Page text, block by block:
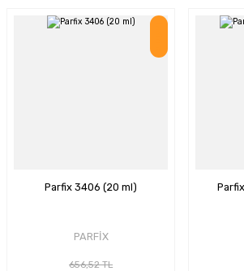
Parfix 3406 (20 ml)
PARFİX
656,52 TL